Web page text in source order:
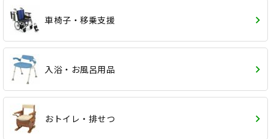
車椅子・移乗支援
入浴・お風呂用品
おトイレ・排せつ